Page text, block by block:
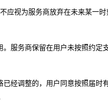
应视为服务商放弃在未来某一
。服务商保留在用户未按照约
已经调整的，用户同意按照届时